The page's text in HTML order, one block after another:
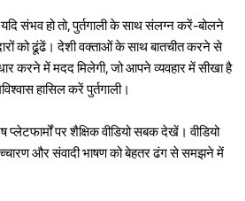
संभव हो तो, पुर्तगाली के साथ संलग्न करें-बोलने
को ढूंढें। देशी वक्ताओं के साथ बातचीत करने से
करने में मदद मिलेगी, जो आपने व्यवहार में सीखा है
हासिल करें पुर्तगाली।
प्लेटफार्मों पर शैक्षिक वीडियो सबक देखें। वीडियो
और संवादी भाषण को बेहतर ढंग से समझने में